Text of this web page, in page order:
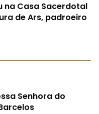
na Casa Sacerdotal
de Ars, padroeiro
Senhora do